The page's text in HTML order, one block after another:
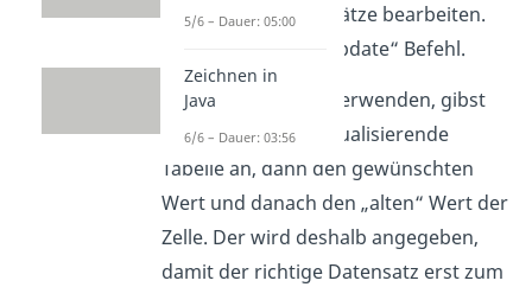
vorhandene Datensätze bearbeiten.
Dazu gibt es den „update“ Befehl.
Um ihn korrekt zu verwenden, gibst
du zuerst die zu aktualisierende
Tabelle an, dann den gewünschten
Wert und danach den „alten“ Wert der
Zelle. Der wird deshalb angegeben,
damit der richtige Datensatz erst zum
5/6 – Dauer: 05:00
Zeichnen in
Java
6/6 – Dauer: 03:56